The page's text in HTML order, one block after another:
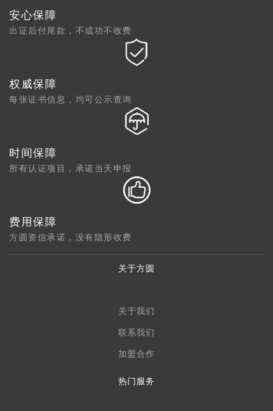
安心保障
出证后付尾款，不成功不收费
权威保障
每张证书信息，均可公示查询
时间保障
所有认证项目，承诺当天申报
费用保障
方圆资信承诺，没有隐形收费
关于方圆
关于我们
联系我们
加盟合作
热门服务